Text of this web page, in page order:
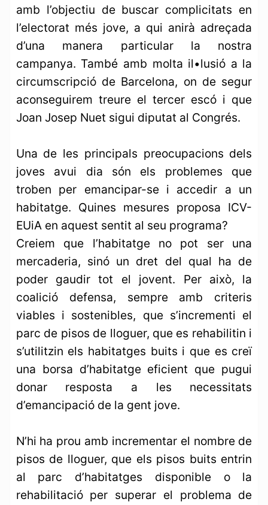
amb l’objectiu de buscar complicitats en
l’electorat més jove, a qui anirà adreçada
d’una manera particular la nostra
campanya. També amb molta il•lusió a la
circumscripció de Barcelona, on de segur
aconseguirem treure el tercer escó i que
Joan Josep Nuet sigui diputat al Congrés.
Una de les principals preocupacions dels
joves avui dia són els problemes que
troben per emancipar-se i accedir a un
habitatge. Quines mesures proposa ICV-
EUiA en aquest sentit al seu programa?
Creiem que l’habitatge no pot ser una
mercaderia, sinó un dret del qual ha de
poder gaudir tot el jovent. Per això, la
coalició defensa, sempre amb criteris
viables i sostenibles, que s’incrementi el
parc de pisos de lloguer, que es rehabilitin i
s’utilitzin els habitatges buits i que es creï
una borsa d’habitatge eficient que pugui
donar resposta a les necessitats
d’emancipació de la gent jove.
N’hi ha prou amb incrementar el nombre de
pisos de lloguer, que els pisos buits entrin
al parc d’habitatges disponible o la
rehabilitació per superar el problema de